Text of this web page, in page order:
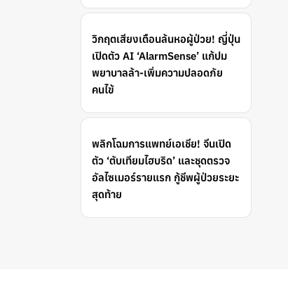
วิกฤตเสียงเตือนล้นหอผู้ป่วย! ญี่ปุ่น
เปิดตัว AI ‘AlarmSense’ แก้ปม
พยาบาลล้า-เพิ่มความปลอดภัย
คนไข้
พลิกโฉมการแพทย์เอเชีย! จีนเปิด
ตัว ‘ตับเทียมไฮบริด’ และชุดตรวจ
อัลไซเมอร์รายแรก กู้ชีพผู้ป่วยระยะ
สุดท้าย